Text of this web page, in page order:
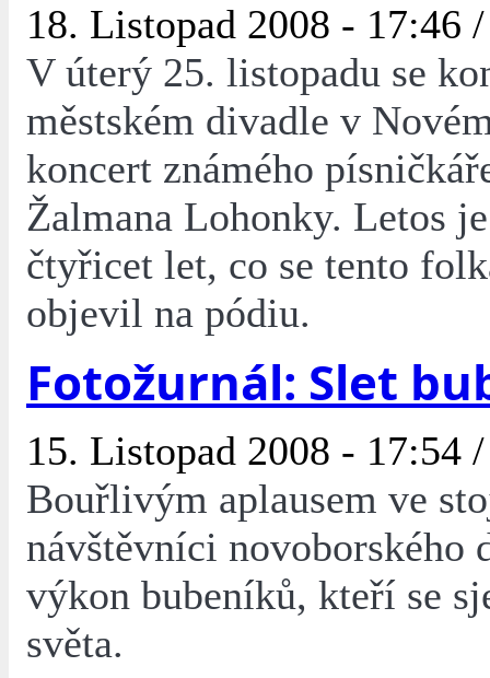
18. Listopad 2008 - 17:46 /
V úterý 25. listopadu se
městském divadle v
koncert známého
Žalmana Lohonky. Letos
čtyřicet let, co se tento
objevil na pódiu.
Fotožurnál: Slet
15. Listopad 2008 - 17:54 /
Bouřlivým aplausem ve
návštěvníci novoborského
výkon bubeníků, kteří se
světa.